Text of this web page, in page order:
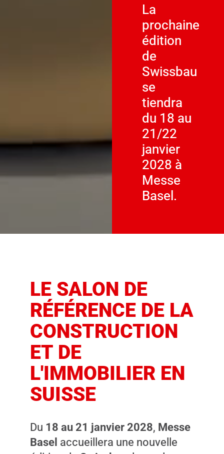
La
prochaine
édition
de
Swissbau
se
tiendra
du 18 au
21/22
janvier
2028 à
Messe
Basel.
LE SALON DE
RÉFÉRENCE DE LA
CONSTRUCTION
ET DE
L'IMMOBILIER EN
SUISSE
Du 18 au 21 janvier 2028, Messe
Basel accueillera une nouvelle